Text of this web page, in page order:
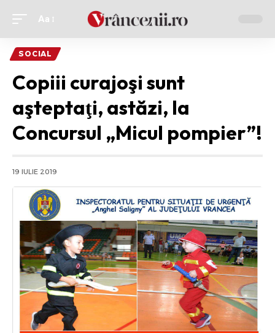
Ajustor
font
Aa
SOCIAL
Copiii curajoşi sunt
aşteptaţi, astăzi, la
Concursul „Micul pompier”!
19 IULIE 2019